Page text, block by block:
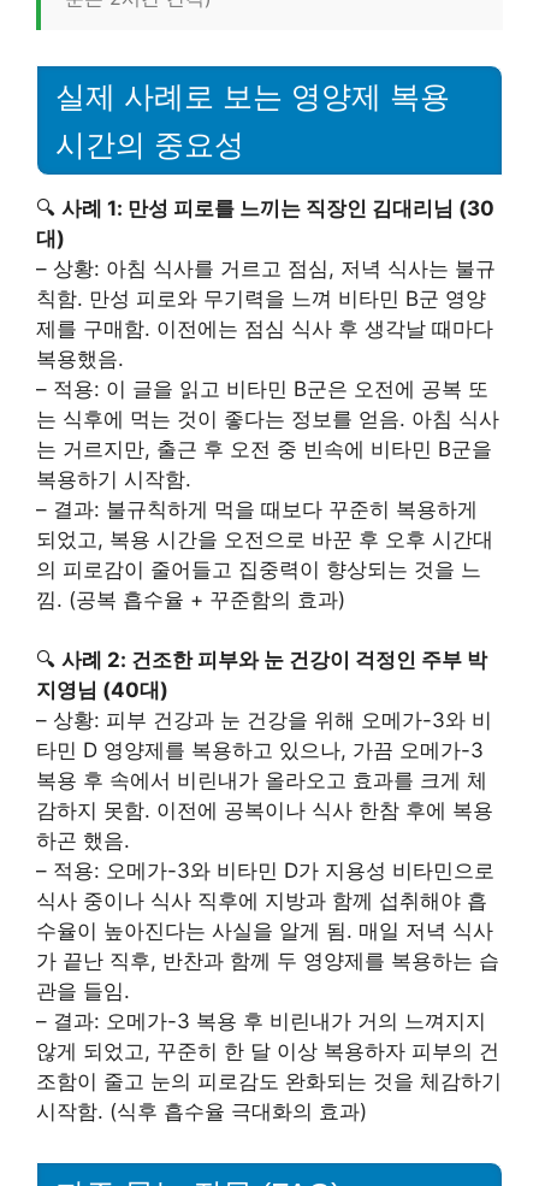
실제 사례로 보는 영양제 복용
시간의 중요성
🔍 사례 1: 만성 피로를 느끼는 직장인 김대리님 (30
대)
– 상황: 아침 식사를 거르고 점심, 저녁 식사는 불규
칙함. 만성 피로와 무기력을 느껴 비타민 B군 영양
제를 구매함. 이전에는 점심 식사 후 생각날 때마다
복용했음.
– 적용: 이 글을 읽고 비타민 B군은 오전에 공복 또
는 식후에 먹는 것이 좋다는 정보를 얻음. 아침 식사
는 거르지만, 출근 후 오전 중 빈속에 비타민 B군을
복용하기 시작함.
– 결과: 불규칙하게 먹을 때보다 꾸준히 복용하게
되었고, 복용 시간을 오전으로 바꾼 후 오후 시간대
의 피로감이 줄어들고 집중력이 향상되는 것을 느
낌. (공복 흡수율 + 꾸준함의 효과)
🔍 사례 2: 건조한 피부와 눈 건강이 걱정인 주부 박
지영님 (40대)
– 상황: 피부 건강과 눈 건강을 위해 오메가-3와 비
타민 D 영양제를 복용하고 있으나, 가끔 오메가-3
복용 후 속에서 비린내가 올라오고 효과를 크게 체
감하지 못함. 이전에 공복이나 식사 한참 후에 복용
하곤 했음.
– 적용: 오메가-3와 비타민 D가 지용성 비타민으로
식사 중이나 식사 직후에 지방과 함께 섭취해야 흡
수율이 높아진다는 사실을 알게 됨. 매일 저녁 식사
가 끝난 직후, 반찬과 함께 두 영양제를 복용하는 습
관을 들임.
– 결과: 오메가-3 복용 후 비린내가 거의 느껴지지
않게 되었고, 꾸준히 한 달 이상 복용하자 피부의 건
조함이 줄고 눈의 피로감도 완화되는 것을 체감하기
시작함. (식후 흡수율 극대화의 효과)